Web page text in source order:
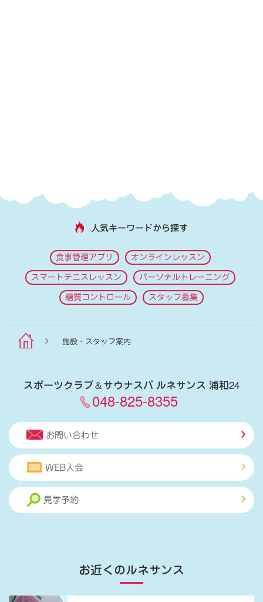
人気キーワードから探す
食事管理アプリ オンラインレッスン
スマートテニスレッスン パーソナルトレーニング
糖質コントロール スタッフ募集
施設・スタッフ案内
スポーツクラブ＆サウナスパ ルネサンス 浦和24
048-825-8355
お問い合わせ
WEB入会
見学予約
お近くのルネサンス